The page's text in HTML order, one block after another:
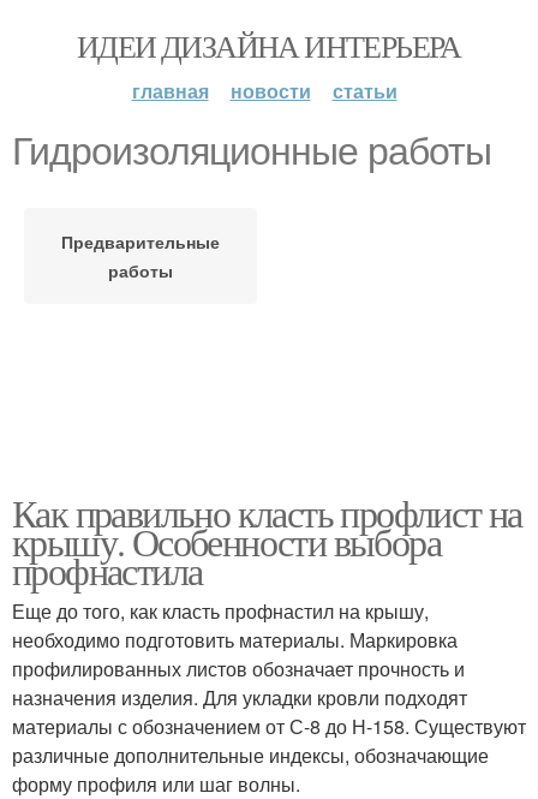
ИДЕИ ДИЗАЙНА ИНТЕРЬЕРА
главная новости статьи
Гидроизоляционные работы
Предварительные
работы
Как правильно класть профлист на
крышу. Особенности выбора
профнастила
Еще до того, как класть профнастил на крышу,
необходимо подготовить материалы. Маркировка
профилированных листов обозначает прочность и
назначения изделия. Для укладки кровли подходят
материалы с обозначением от С-8 до Н-158. Существуют
различные дополнительные индексы, обозначающие
форму профиля или шаг волны.